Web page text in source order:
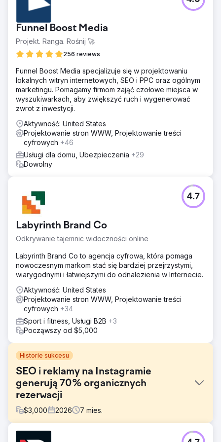
Funnel Boost Media
Projekt. Ranga. Rośnij 🚀
256 reviews
Funnel Boost Media specjalizuje się w projektowaniu
lokalnych witryn internetowych, SEO i PPC oraz ogólnym
marketingu. Pomagamy firmom zająć czołowe miejsca w
wyszukiwarkach, aby zwiększyć ruch i wygenerować
zwrot z inwestycji.
Aktywność: United States
Projektowanie stron WWW, Projektowanie treści
cyfrowych +46
Usługi dla domu, Ubezpieczenia +29
Dowolny
Labyrinth Brand Co
Odkrywanie tajemnic widoczności online
4.7
Labyrinth Brand Co to agencja cyfrowa, która pomaga
nowoczesnym markom stać się bardziej przejrzystymi,
wiarygodnymi i łatwiejszymi do odnalezienia w Internecie.
Aktywność: United States
Projektowanie stron WWW, Projektowanie treści
cyfrowych +34
Sport i fitness, Usługi B2B +3
Począwszy od $5,000
Historie sukcesu
SEO i reklamy na Instagramie
generują 70% organicznych
rezerwacji
$3,000 2026 7 mies.